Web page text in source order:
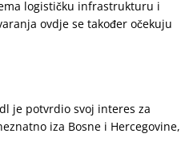
logističku infrastrukturu i
ovdje se također očekuju
je potvrdio svoj interes za
iza Bosne i Hercegovine,